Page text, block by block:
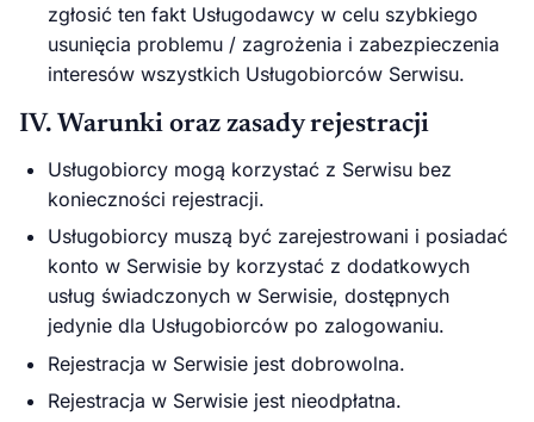
zgłosić ten fakt Usługodawcy w celu szybkiego
usunięcia problemu / zagrożenia i zabezpieczenia
interesów wszystkich Usługobiorców Serwisu.
IV. Warunki oraz zasady rejestracji
Usługobiorcy mogą korzystać z Serwisu bez
konieczności rejestracji.
Usługobiorcy muszą być zarejestrowani i posiadać
konto w Serwisie by korzystać z dodatkowych
usług świadczonych w Serwisie, dostępnych
jedynie dla Usługobiorców po zalogowaniu.
Rejestracja w Serwisie jest dobrowolna.
Rejestracja w Serwisie jest nieodpłatna.